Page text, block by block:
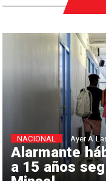
Alarmante
a 15 años
NACIONAL Ayer A